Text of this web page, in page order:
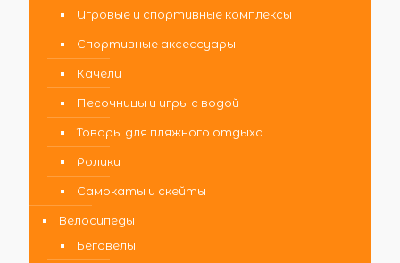
Игровые и спортивные комплексы
Спортивные аксессуары
Качели
Песочницы и игры с водой
Товары для пляжного отдыха
Ролики
Самокаты и скейты
Велосипеды
Беговелы